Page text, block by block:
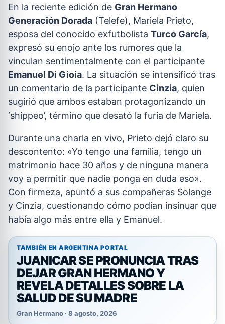
En la reciente edición de Gran Hermano
Generación Dorada (Telefe), Mariela Prieto,
esposa del conocido exfutbolista Turco García,
expresó su enojo ante los rumores que la
vinculan sentimentalmente con el participante
Emanuel Di Gioia. La situación se intensificó tras
un comentario de la participante Cinzia, quien
sugirió que ambos estaban protagonizando un
‘shippeo’, término que desató la furia de Mariela.
Durante una charla en vivo, Prieto dejó claro su
descontento: «Yo tengo una familia, tengo un
matrimonio hace 30 años y de ninguna manera
voy a permitir que nadie ponga en duda eso».
Con firmeza, apuntó a sus compañeras Solange
y Cinzia, cuestionando cómo podían insinuar que
había algo más entre ella y Emanuel.
TAMBIÉN EN ARGENTINA PORTAL
JUANICAR SE PRONUNCIA TRAS
DEJAR GRAN HERMANO Y
REVELA DETALLES SOBRE LA
SALUD DE SU MADRE
Gran Hermano · 8 agosto, 2026